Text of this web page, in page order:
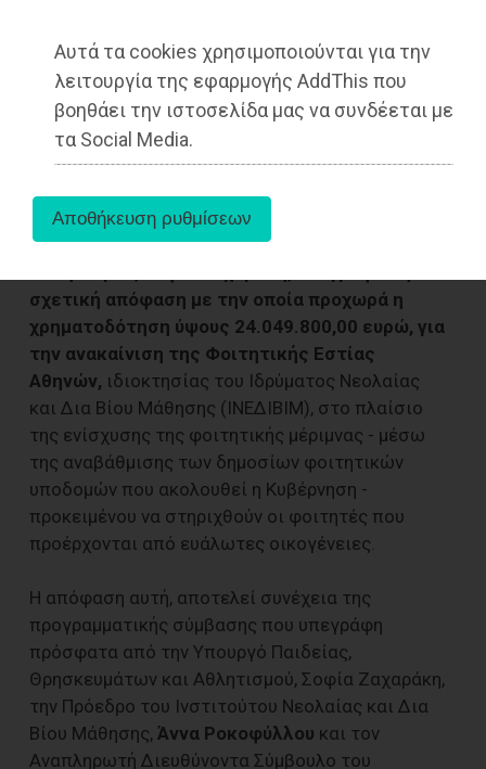
Αυτά τα cookies χρησιμοποιούνται για την
λειτουργία της εφαρμογής AddThis που
βοηθάει την ιστοσελίδα μας να συνδέεται με
τα Social Media.
Η Υπουργός Παιδείας, Θρησκευμάτων και
σχετική απόφαση με την οποία προχωρά η
χρηματοδότηση ύψους 24.049.800,00 ευρώ, για
την ανακαίνιση της Φοιτητικής Εστίας
Αθηνών, ιδιοκτησίας του Ιδρύματος Νεολαίας
και Δια Βίου Μάθησης (ΙΝΕΔΙΒΙΜ), στο πλαίσιο
της ενίσχυσης της φοιτητικής μέριμνας - μέσω
της αναβάθμισης των δημοσίων φοιτητικών
υποδομών που ακολουθεί η Κυβέρνηση -
προκειμένου να στηριχθούν οι φοιτητές που
προέρχονται από ευάλωτες οικογένειες.
Η απόφαση αυτή, αποτελεί συνέχεια της
προγραμματικής σύμβασης που υπεγράφη
πρόσφατα από την Υπουργό Παιδείας,
Θρησκευμάτων και Αθλητισμού, Σοφία Ζαχαράκη,
την Πρόεδρο του Ινστιτούτου Νεολαίας και Δια
Βίου Μάθησης, Άννα Ροκοφύλλου και τον
Αναπληρωτή Διευθύνοντα Σύμβουλο του